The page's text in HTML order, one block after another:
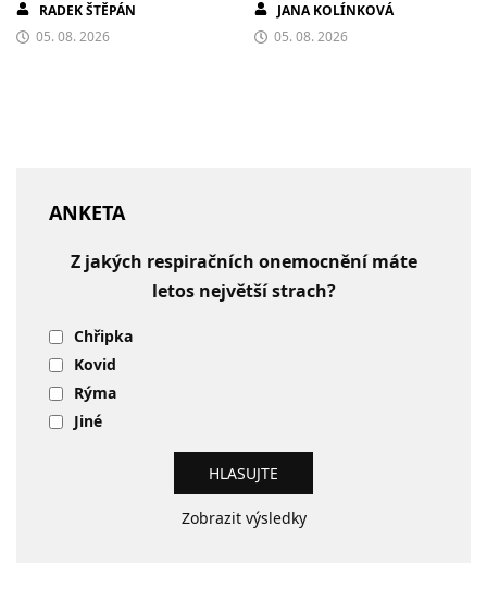
RADEK ŠTĚPÁN
05. 08. 2026
JANA KOLÍNKOVÁ
05. 08. 2026
ANKETA
Z jakých respiračních onemocnění máte
letos největší strach?
Chřipka
Kovid
Rýma
Jiné
Zobrazit výsledky